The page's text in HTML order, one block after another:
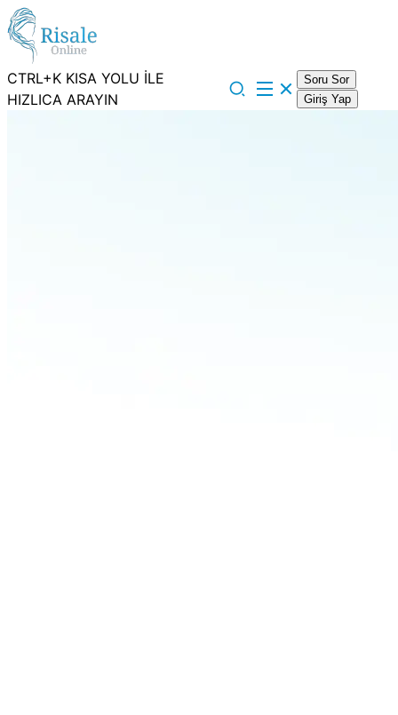
CTRL+K KISA YOLU İLE
HIZLICA ARAYIN
Soru Sor
Giriş Yap